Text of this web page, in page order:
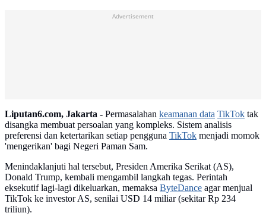
Liputan6.com, Jakarta - Permasalahan keamanan data TikTok tak
disangka membuat persoalan yang kompleks. Sistem analisis
preferensi dan ketertarikan setiap pengguna TikTok menjadi momok
'mengerikan' bagi Negeri Paman Sam.
Menindaklanjuti hal tersebut, Presiden Amerika Serikat (AS),
Donald Trump, kembali mengambil langkah tegas. Perintah
eksekutif lagi-lagi dikeluarkan, memaksa ByteDance agar menjual
TikTok ke investor AS, senilai USD 14 miliar (sekitar Rp 234
triliun).